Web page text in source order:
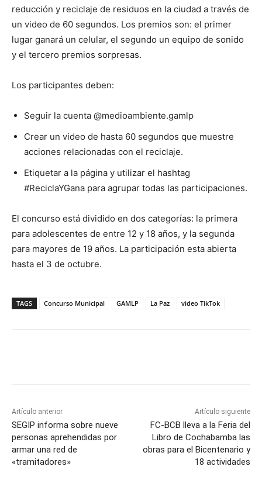
reducción y reciclaje de residuos en la ciudad a través de
un video de 60 segundos. Los premios son: el primer
lugar ganará un celular, el segundo un equipo de sonido
y el tercero premios sorpresas.
Los participantes deben:
Seguir la cuenta @medioambiente.gamlp
Crear un video de hasta 60 segundos que muestre
acciones relacionadas con el reciclaje.
Etiquetar a la página y utilizar el hashtag
#ReciclaYGana para agrupar todas las participaciones.
El concurso está dividido en dos categorías: la primera
para adolescentes de entre 12 y 18 años, y la segunda
para mayores de 19 años. La participación esta abierta
hasta el 3 de octubre.
TAGS Concurso Municipal GAMLP La Paz video TikTok
Artículo anterior
SEGIP informa sobre nueve
personas aprehendidas por
armar una red de
«tramitadores»
Artículo siguiente
FC-BCB lleva a la Feria del
Libro de Cochabamba las
obras para el Bicentenario y
18 actividades